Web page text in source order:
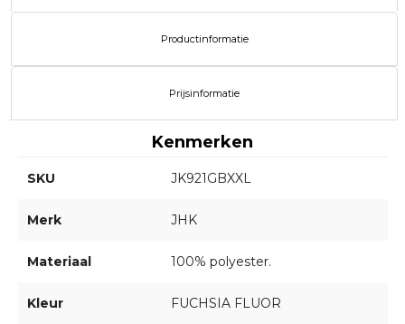
Productinformatie
Prijsinformatie
Kenmerken
SKU JK921GBXXL
Merk JHK
Materiaal 100% polyester.
Kleur FUCHSIA FLUOR